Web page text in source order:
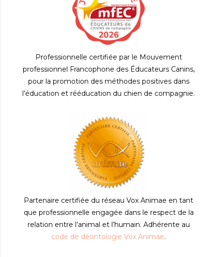
Professionnelle certifiée par le Mouvement
professionnel Francophone des Éducateurs Canins,
pour la promotion des méthodes positives dans
l’éducation et rééducation du chien de compagnie.
Partenaire certifiée du réseau Vox Animae en tant
que professionnelle engagée dans le respect de la
relation entre l’animal et l’humain. Adhérente au
code de déontologie Vox Animae.